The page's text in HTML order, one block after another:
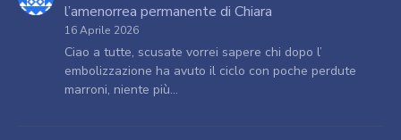
l’amenorrea permanente di Chiara
16 Aprile 2026
Ciao a tutte, scusate vorrei sapere chi dopo l’
embolizzazione ha avuto il ciclo con poche perdute
marroni, niente più…